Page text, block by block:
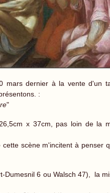
mars dernier à la vente d'un
:
"
x 37cm, pas loin de la
scène m'incitent à penser
Dumesnil 6 ou Walsch 47), la